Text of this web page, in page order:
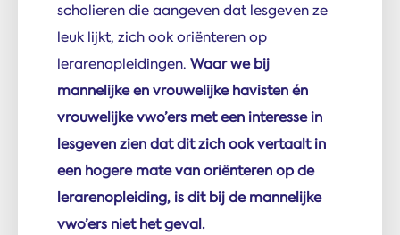
scholieren die aangeven dat lesgeven ze
leuk lijkt, zich ook oriënteren op
lerarenopleidingen. Waar we bij
mannelijke en vrouwelijke havisten én
vrouwelijke vwo’ers met een interesse in
lesgeven zien dat dit zich ook vertaalt in
een hogere mate van oriënteren op de
lerarenopleiding, is dit bij de mannelijke
vwo’ers niet het geval.